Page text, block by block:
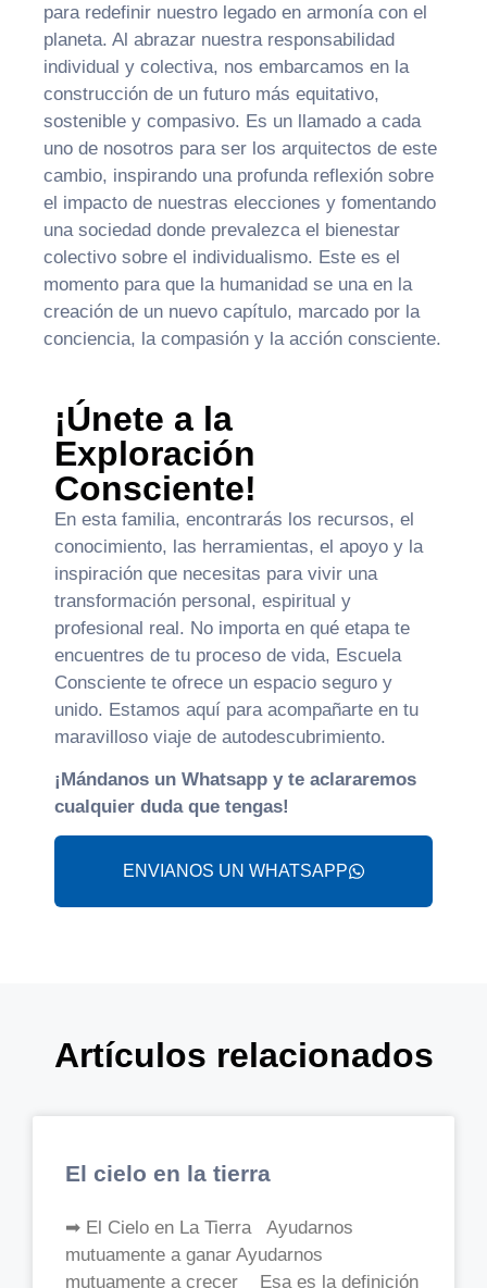
para redefinir nuestro legado en armonía con el
planeta. Al abrazar nuestra responsabilidad
individual y colectiva, nos embarcamos en la
construcción de un futuro más equitativo,
sostenible y compasivo. Es un llamado a cada
uno de nosotros para ser los arquitectos de este
cambio, inspirando una profunda reflexión sobre
el impacto de nuestras elecciones y fomentando
una sociedad donde prevalezca el bienestar
colectivo sobre el individualismo. Este es el
momento para que la humanidad se una en la
creación de un nuevo capítulo, marcado por la
conciencia, la compasión y la acción consciente.
¡Únete a la
Exploración
Consciente!
En esta familia, encontrarás los recursos, el
conocimiento, las herramientas, el apoyo y la
inspiración que necesitas para vivir una
transformación personal, espiritual y
profesional real. No importa en qué etapa te
encuentres de tu proceso de vida, Escuela
Consciente te ofrece un espacio seguro y
unido. Estamos aquí para acompañarte en tu
maravilloso viaje de autodescubrimiento.
¡Mándanos un Whatsapp y te aclararemos
cualquier duda que tengas!
ENVIANOS UN WHATSAPP
Artículos relacionados
El cielo en la tierra
➡ El Cielo en La Tierra Ayudarnos
mutuamente a ganar Ayudarnos
mutuamente a crecer Esa es la definición